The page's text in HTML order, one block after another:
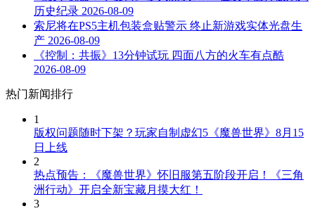
历史纪录 2026-08-09
索尼将在PS5主机包装盒贴警示 终止新游戏实体光盘生
产 2026-08-09
《控制：共振》13分钟试玩 四面八方的火车有点酷
2026-08-09
热门新闻排行
1
版权问题随时下架？玩家自制虚幻5《魔兽世界》8月15
日上线
2
热点预告：《魔兽世界》怀旧服第五阶段开启！《三角
洲行动》开启全新宝藏月摸大红！
3